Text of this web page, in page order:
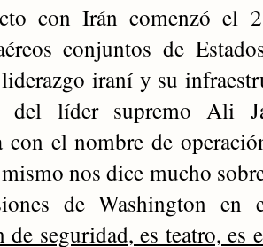
con Irán comenzó el
conjuntos de
iraní y su
del líder supremo Ali
con el nombre de
nos dice mucho
de Washington en
de seguridad, es teatro, es